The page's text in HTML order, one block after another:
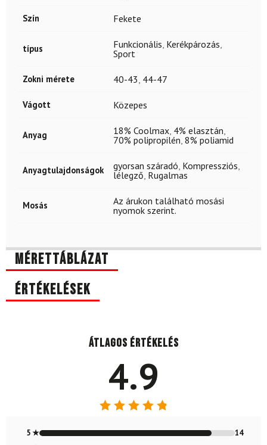
Szín Fekete
típus Funkcionális, Kerékpározás,
Sport
Zokni mérete 40-43, 44-47
Vágott Közepes
Anyag 18% Coolmax, 4% elasztán,
70% polipropilén, 8% poliamid
Anyagtulajdonságok gyorsan száradó, Kompressziós,
lélegző, Rugalmas
Mosás
Az árukon található mosási
nyomok szerint.
Mérettáblázat
Értékelések
Átlagos értékelés
4.9
4.88/ 5
5 ★
14